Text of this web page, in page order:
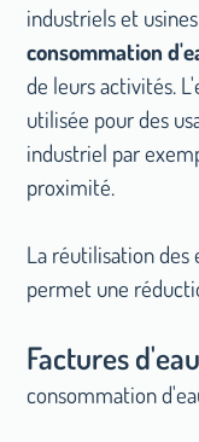
industriels et
consommation
de leurs activités.
utilisée pour des
industriel par
proximité.
La réutilisation des
permet une
Factures
consommation